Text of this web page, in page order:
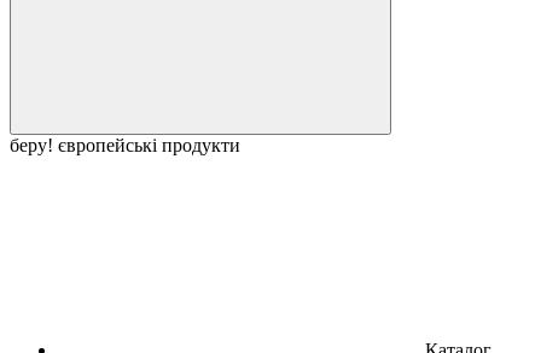
беру! європейські продукти